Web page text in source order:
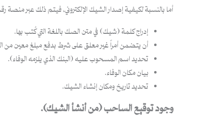
أما بالنسبة لكيفية إصدار الشيك الإلكتروني، فيتم ذلك عبر
إدراج كلمة (شيك) في متن الصك باللغة التي كُتب بها.
أن يتضمن أمراً غير معلق على شرط بدفع مبلغ معين من
تحديد اسم المسحوب عليه (البنك الذي يلزمه الوفاء).
بيان مكان الوفاء.
تحديد تاريخ ومكان إنشاء الشيك.
وجود توقيع الساحب (من أنشأ الشيك).